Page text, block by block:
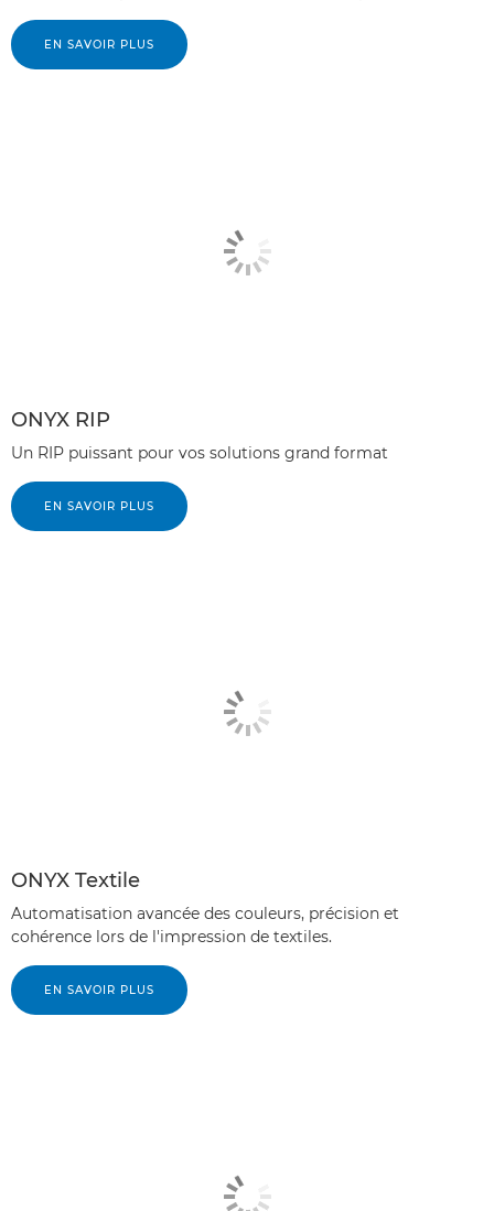
EN SAVOIR PLUS
ONYX RIP
Un RIP puissant pour vos solutions grand format
EN SAVOIR PLUS
ONYX Textile
Automatisation avancée des couleurs, précision et
cohérence lors de l'impression de textiles.
EN SAVOIR PLUS